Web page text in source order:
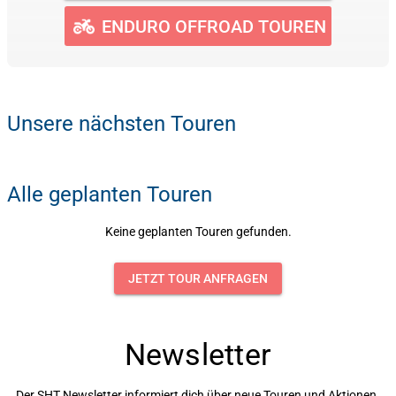
ENDURO OFFROAD TOUREN
Unsere nächsten Touren
Alle geplanten Touren
Keine geplanten Touren gefunden.
JETZT TOUR ANFRAGEN
Newsletter